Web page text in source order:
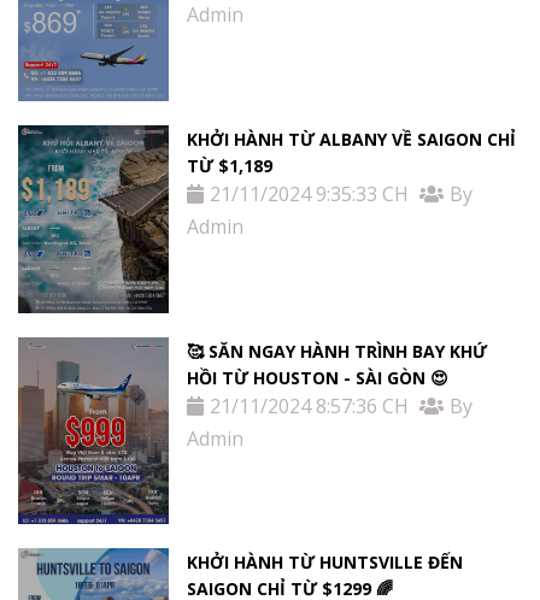
Admin
KHỞI HÀNH TỪ ALBANY VỀ SAIGON CHỈ
TỪ $1,189
21/11/2024 9:35:33 CH
By
Admin
🥰 SĂN NGAY HÀNH TRÌNH BAY KHỨ
HỒI TỪ HOUSTON - SÀI GÒN 😍
21/11/2024 8:57:36 CH
By
Admin
KHỞI HÀNH TỪ HUNTSVILLE ĐẾN
SAIGON CHỈ TỪ $1299 🌈